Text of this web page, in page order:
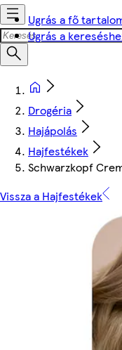
Ugrás a fő
Ugrás a
Drogéria
Hajápolás
Hajfestékek
Schwarzkopf
Vissza a Hajfestékek